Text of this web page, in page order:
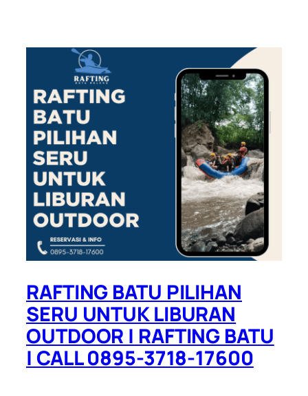
RAFTING BATU PILIHAN
SERU UNTUK LIBURAN
OUTDOOR | RAFTING BATU
| CALL 0895-3718-17600